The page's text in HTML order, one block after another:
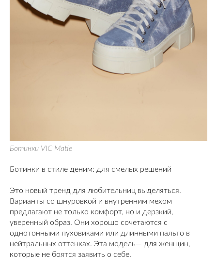
Ботинки VIC Matie
Ботинки в стиле деним: для смелых решений
Это новый тренд для любительниц выделяться.
Варианты со шнуровкой и внутренним мехом
предлагают не только комфорт, но и дерзкий,
уверенный образ. Они хорошо сочетаются с
однотонными пуховиками или длинными пальто в
нейтральных оттенках. Эта модель— для женщин,
которые не боятся заявить о себе.